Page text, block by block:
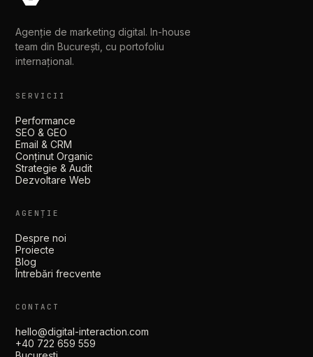
Agenție de marketing digital. In-house
team din București, cu portofoliu
internațional.
SERVICII
Performance
SEO & GEO
Email & CRM
Conținut Organic
Strategie & Audit
Dezvoltare Web
AGENȚIE
Despre noi
Proiecte
Blog
Întrebări frecvente
CONTACT
hello@digital-interaction.com
+40 722 659 559